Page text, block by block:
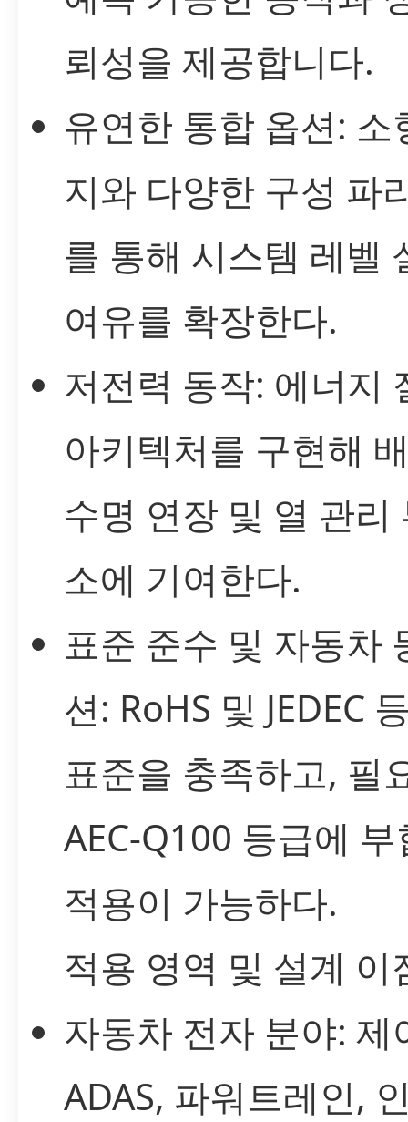
뢰성을 제공합니다.
유연한 통합 옵션: 소
지와 다양한 구성 파
를 통해 시스템 레벨
여유를 확장한다.
저전력 동작: 에너지
아키텍처를 구현해
수명 연장 및 열 관리
소에 기여한다.
표준 준수 및 자동차
션: RoHS 및 JEDEC
표준을 충족하고, 필
AEC-Q100 등급에
적용이 가능하다.
적용 영역 및 설계 이
자동차 전자 분야: 제
ADAS, 파워트레인,